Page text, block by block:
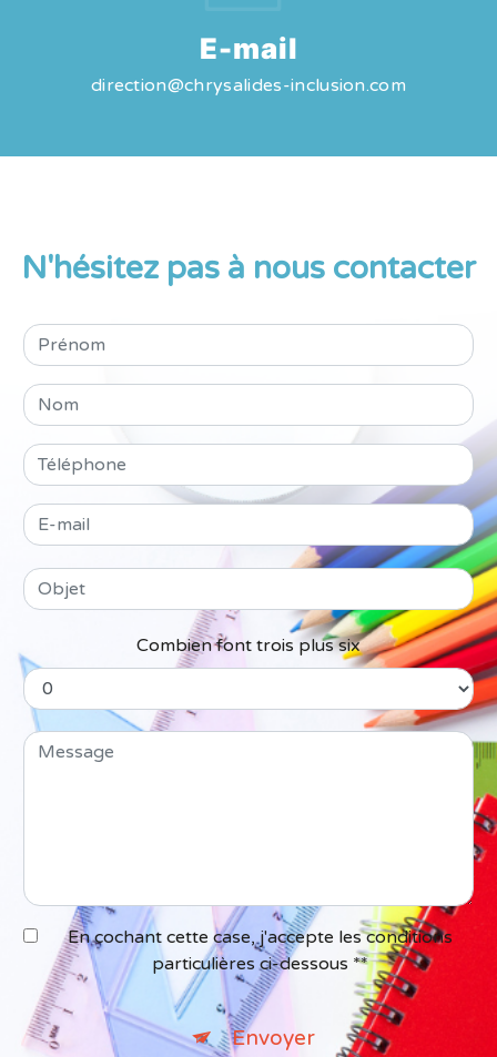
E-mail
direction@chrysalides-inclusion.com
N'hésitez pas à nous contacter
Combien font trois plus six
En cochant cette case, j'accepte les conditions
particulières ci-dessous **
Envoyer